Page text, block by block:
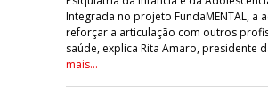
Integrada no projeto FundaMENTAL, a
reforçar a articulação com outros
saúde, explica Rita Amaro, presidente
mais...